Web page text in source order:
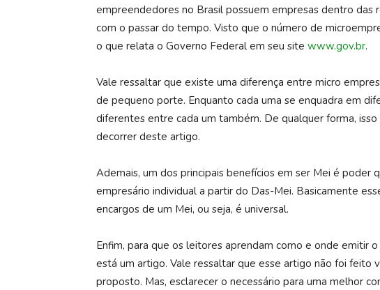
empreendedores no Brasil possuem empresas dentro das
com o passar do tempo. Visto que o número de
o que relata o Governo Federal em seu site www.gov.br.
Vale ressaltar que existe uma diferença entre micro
de pequeno porte. Enquanto cada uma se enquadra em
diferentes entre cada um também. De qualquer forma,
decorrer deste artigo.
Ademais, um dos principais benefícios em ser Mei é poder
empresário individual a partir do Das-Mei. Basicamente
encargos de um Mei, ou seja, é universal.
Enfim, para que os leitores aprendam como e onde emitir
está um artigo. Vale ressaltar que esse artigo não foi
proposto. Mas, esclarecer o necessário para uma melhor